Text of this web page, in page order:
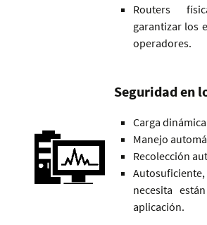
Routers
garantizar los
operadores.
Seguridad en
Carga
Manejo
Recolección
necesita
aplicación.